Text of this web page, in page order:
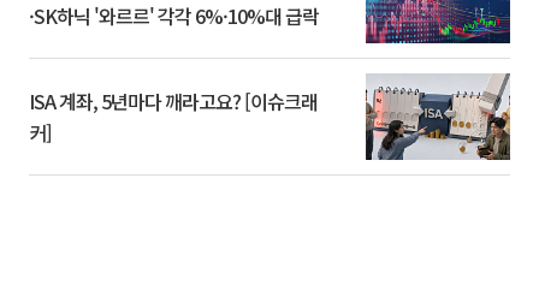
·SK하닉 '와르르' 각각 6%·10%대 급락
ISA 계좌, 5년마다 깨라고요? [이슈크래
커]